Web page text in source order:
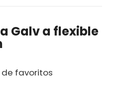
Galv a flexible
favoritos